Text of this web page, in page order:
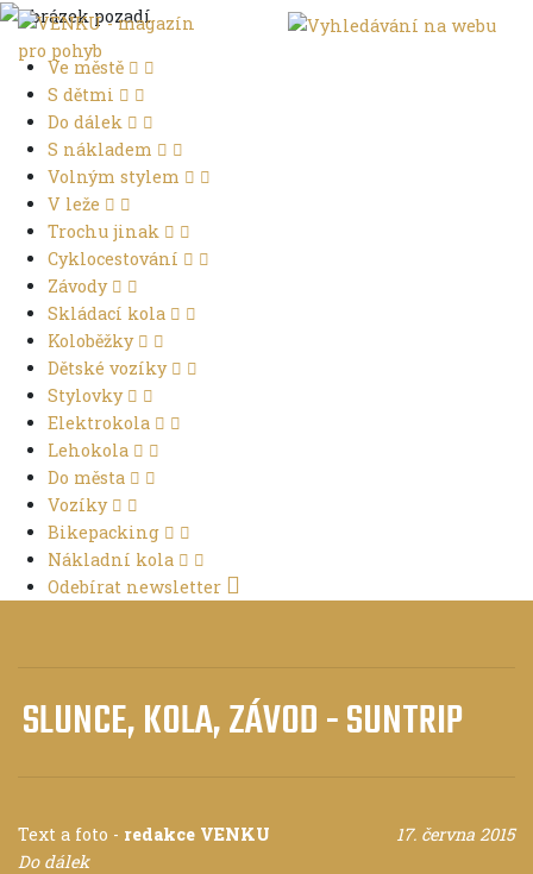
Ve městě
S dětmi
Do dálek
S nákladem
Volným stylem
V leže
Trochu jinak
Cyklocestování
Závody
Skládací kola
Koloběžky
Dětské vozíky
Stylovky
Elektrokola
Lehokola
Do města
Vozíky
Bikepacking
Nákladní kola
Odebírat newsletter
SLUNCE, KOLA, ZÁVOD - SUNTRIP
Text a foto - redakce VENKU
17. června 2015
Do dálek